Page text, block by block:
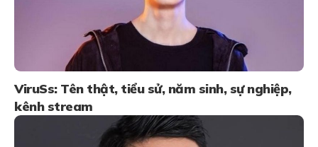
ViruSs: Tên thật, tiểu sử, năm sinh, sự nghiệp,
kênh stream